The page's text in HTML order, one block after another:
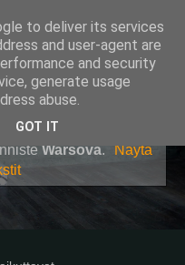
Warsova.
Näytä
to deliver its services
and user-agent are
and security
generate usage
abuse.
GOT IT